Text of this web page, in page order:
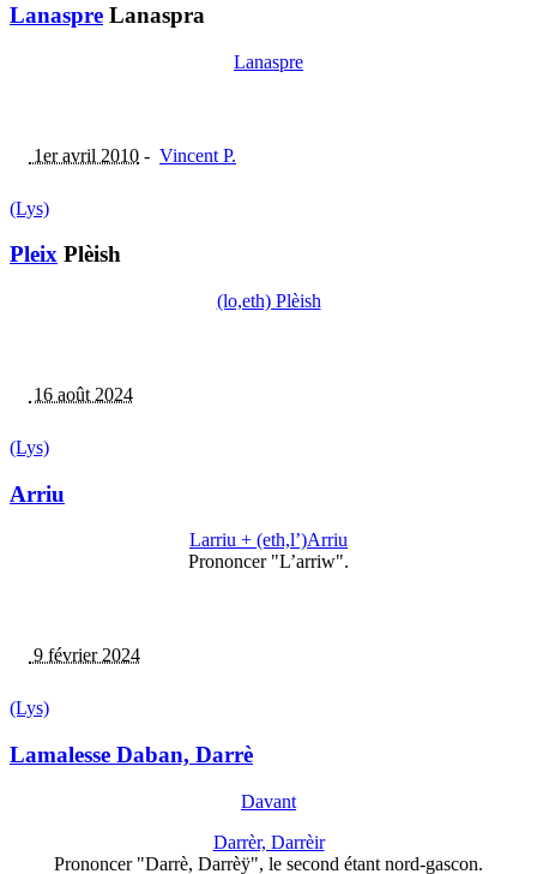
Lanaspre Lanaspra
Lanaspre
1er avril 2010 - Vincent P.
(Lys)
Pleix Plèish
(lo,eth) Plèish
16 août 2024
(Lys)
Arriu
Larriu + (eth,l’)Arriu
Prononcer "L’arriw".
9 février 2024
(Lys)
Lamalesse Daban, Darrè
Davant
Darrèr, Darrèir
Prononcer "Darrè, Darrèÿ", le second étant nord-gascon.